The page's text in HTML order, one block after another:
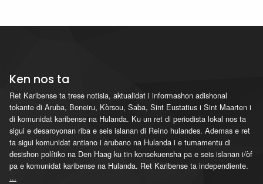
Ken nos ta
Ret Karibense ta trese notisia, aktualidat i informashon adishonal
tokante di Aruba, Boneiru, Kòrsou, Saba, Sint Eustatius i Sint Maarten i
di komunidat karibense na Hulanda. Ku un ret di periodista lokal nos ta
sigui e desaroyonan riba e seis islanan di Reino hulandes. Ademas e ret
ta sigui komunidat antiano i arubano na Hulanda i e tumamentu di
desishon polítiko na Den Haag ku tin konsekuensha pa e seis islanan i/òf
pa e komunidat karibense na Hulanda. Ret Karibense ta independiente.
...